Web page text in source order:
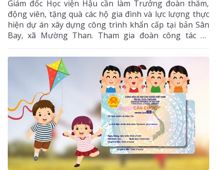
Giám đốc Học viện Hậu cần làm Trưởng đoàn thăm,
động viên, tặng quà các hộ gia đình và lực lượng thực
hiện dự án xây dựng công trình khẩn cấp tại bản Sân
Bay, xã Mường Than. Tham gia đoàn công tác có
Thiếu tướng Nguyễn Quang Dũng - Phó Giám đốc Học
viện Hậu Cần, Đại tá Phạm Văn Thành - Phó Chủ
nhiệm Hậu cần - Kỹ thuật Quân khu 2 cùng lãnh đạo,
cán bộ Học viện Hậu cần.